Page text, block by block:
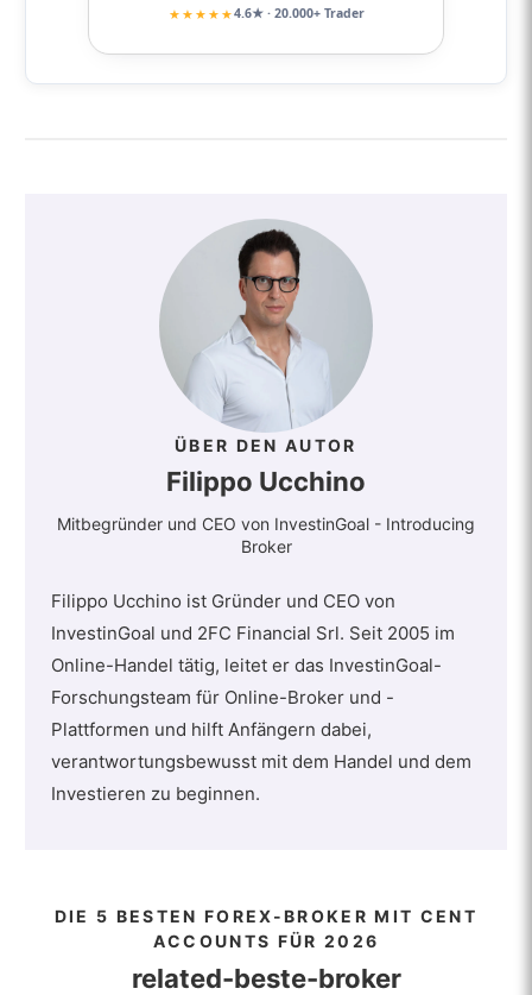
★★★★★4.6★ · 20.000+ Trader
ÜBER DEN AUTOR
Filippo Ucchino
Mitbegründer und CEO von InvestinGoal - Introducing
Broker
Filippo Ucchino ist Gründer und CEO von
InvestinGoal und 2FC Financial Srl. Seit 2005 im
Online-Handel tätig, leitet er das InvestinGoal-
Forschungsteam für Online-Broker und -
Plattformen und hilft Anfängern dabei,
verantwortungsbewusst mit dem Handel und dem
Investieren zu beginnen.
DIE 5 BESTEN FOREX-BROKER MIT CENT
ACCOUNTS FÜR 2026
related-beste-broker